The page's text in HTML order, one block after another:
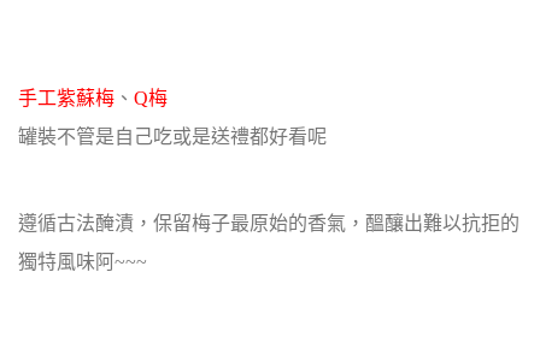
手工紫蘇梅 、 Q梅
罐裝不管是自己吃或是送禮都好看呢
遵循古法醃漬，保留梅子最原始的香氣，醞釀出難以抗拒的
獨特風味阿~~~